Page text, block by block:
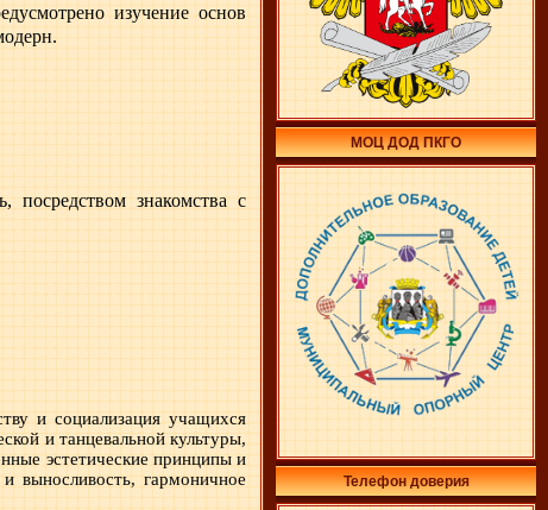
изучение основ
посредством знакомства с
и социализация учащихся
и танцевальной культуры,
эстетические принципы и
выносливость, гармоничное
МОЦ ДОД ПКГО
Телефон доверия